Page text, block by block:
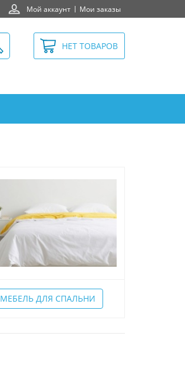
Мой аккаунт Мои заказы
НЕТ ТОВАРОВ
МЕБЕЛЬ ДЛЯ СПАЛЬНИ